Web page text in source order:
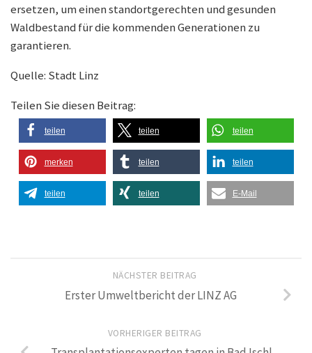
ersetzen, um einen standortgerechten und gesunden
Waldbestand für die kommenden Generationen zu
garantieren.
Quelle: Stadt Linz
Teilen Sie diesen Beitrag:
teilen teilen teilen
merken teilen teilen
teilen teilen E-Mail
NÄCHSTER BEITRAG
Erster Umweltbericht der LINZ AG
VORHERIGER BEITRAG